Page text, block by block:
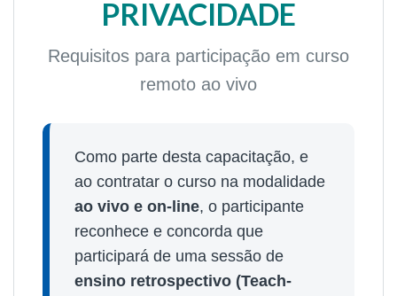
PRIVACIDADE
Requisitos para participação em curso
remoto ao vivo
Como parte desta capacitação, e
ao contratar o curso na modalidade
ao vivo e on-line, o participante
reconhece e concorda que
participará de uma sessão de
ensino retrospectivo (Teach-